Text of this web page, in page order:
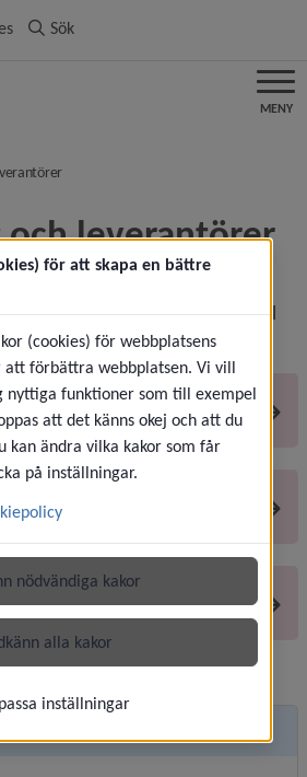
Sök
MENY
nivå i brödsmulenavigeringen
och leverantörer
riktlinjer och rutiner som rör
grundläggande och gymnasial
för att skapa en bättre
(cookies) för webbplatsens
förbättra webbplatsen. Vi vill
nyttiga funktioner som till exempel
att det känns okej och att du
kan ändra vilka kakor som får
på inställningar.
nödvändiga kakor
alla kakor
inställningar